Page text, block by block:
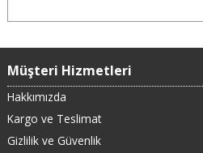
Müşteri Hizmetleri
Hakkımızda
Kargo ve Teslimat
Gizlilik ve Güvenlik